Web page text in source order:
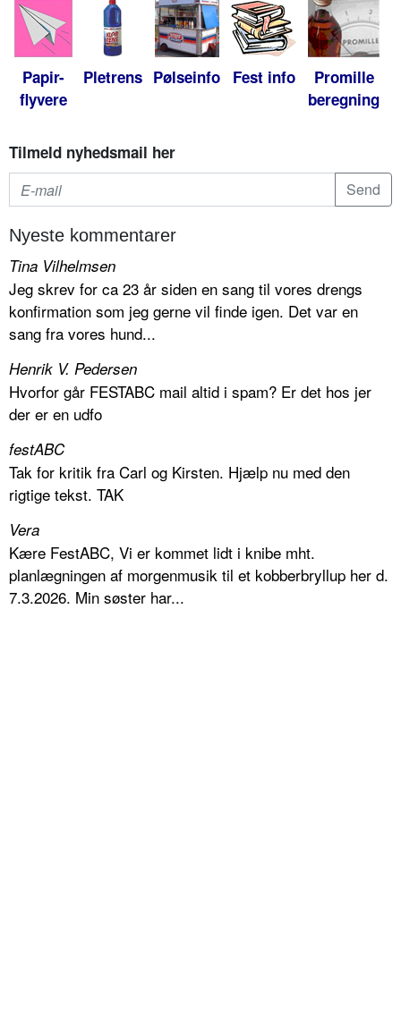
Papir-
flyvere
Pletrens Pølseinfo Fest info
Promille
beregning
Tilmeld nyhedsmail her
Nyeste kommentarer
Tina Vilhelmsen
Jeg skrev for ca 23 år siden en sang til vores drengs
konfirmation som jeg gerne vil finde igen. Det var en
sang fra vores hund...
Henrik V. Pedersen
Hvorfor går FESTABC mail altid i spam? Er det hos jer
der er en udfo
festABC
Tak for kritik fra Carl og Kirsten. Hjælp nu med den
rigtige tekst. TAK
Vera
Kære FestABC, Vi er kommet lidt i knibe mht.
planlægningen af morgenmusik til et kobberbryllup her d.
7.3.2026. Min søster har...